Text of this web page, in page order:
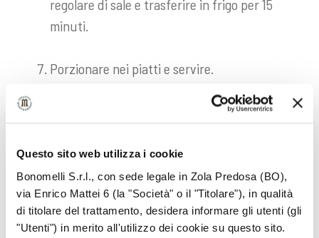
Questo sito web utilizza i cookie
Bonomelli S.r.l., con sede legale in Zola Predosa (BO),
via Enrico Mattei 6 (la "Società" o il "Titolare"), in qualità
di titolare del trattamento, desidera informare gli utenti (gli
"Utenti") in merito all'utilizzo dei cookie su questo sito.
regolare di sale e trasferire in frigo per 15
minuti.
Porzionare nei piatti e servire.